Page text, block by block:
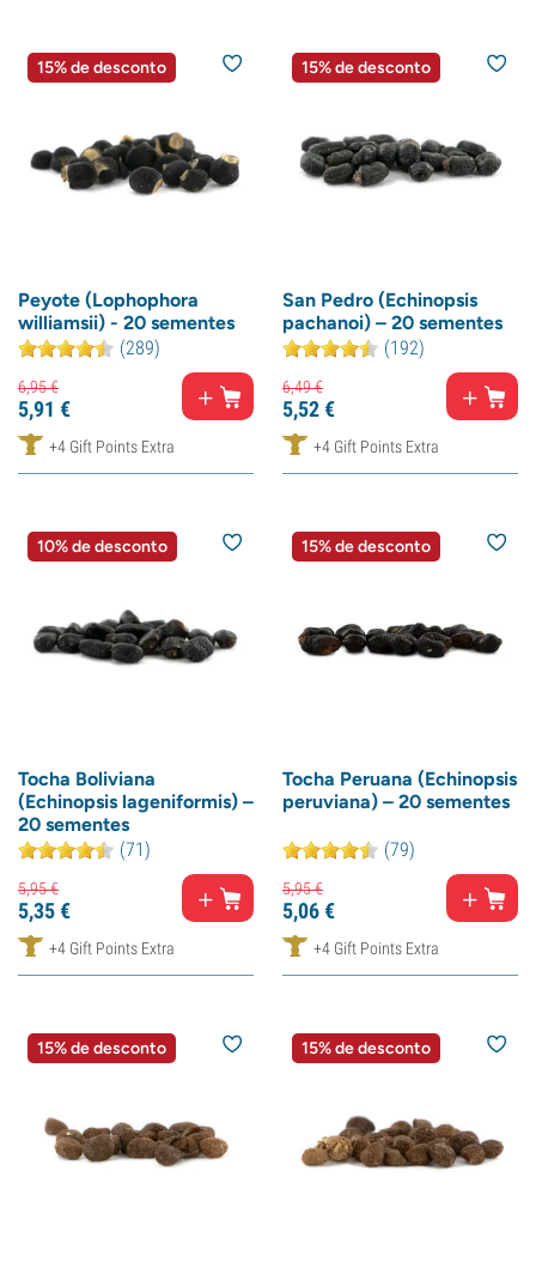
15% de desconto
Peyote (Lophophora
williamsii) - 20 sementes
(289)
6,95€
5,91 €
+4 Gift Points Extra
15% de desconto
San Pedro (Echinopsis
pachanoi) – 20 sementes
(192)
6,49€
5,52€
+4 Gift Points Extra
10% de desconto
Tocha Boliviana
(Echinopsis lageniformis) –
20 sementes
(71)
5,95€
5,35€
+4 Gift Points Extra
15% de desconto
Tocha Peruana (Echinopsis
peruviana) – 20 sementes
(79)
5,95€
5,06€
+4 Gift Points Extra
15% de desconto 15% de desconto